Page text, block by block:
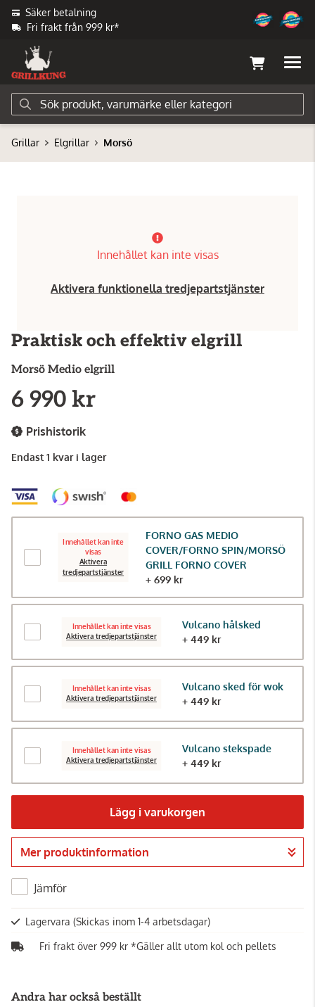
Säker betalning
Fri frakt från 999 kr*
Grillar Elgrillar Morsö
Innehållet kan inte visas
Aktivera funktionella tredjepartstjänster
Praktisk och effektiv elgrill
Morsö Medio elgrill
6 990 kr
Prishistorik
Endast 1 kvar i lager
Innehållet kan inte
visas
Aktivera
tredjepartstjänster
FORNO GAS MEDIO
COVER/FORNO SPIN/MORSÖ
GRILL FORNO COVER
+ 699 kr
Innehållet kan inte visas
Aktivera tredjepartstjänster
Vulcano hålsked
+ 449 kr
Innehållet kan inte visas
Aktivera tredjepartstjänster
Vulcano sked för wok
+ 449 kr
Innehållet kan inte visas
Aktivera tredjepartstjänster
Vulcano stekspade
+ 449 kr
Lägg i varukorgen
Gå till kassan
Mer produktinformation
Jämför
Lagervara (Skickas inom 1-4 arbetsdagar)
Fri frakt över 999 kr *Gäller allt utom kol och pellets
Andra har också beställt